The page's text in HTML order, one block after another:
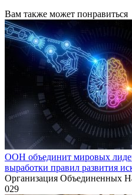
Вам также может понравиться
ООН объединит мировых
выработки правил развития
Организация Объединенных
029